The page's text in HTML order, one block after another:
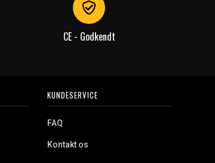
CE - Godkendt
KUNDESERVICE
FAQ
Kontakt os